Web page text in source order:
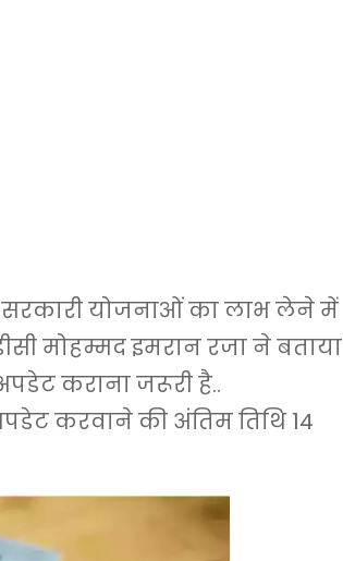
सरकारी योजनाओं का लाभ लेने में
मोहम्मद इमरान रजा ने बताया
कराना जरूरी है..
करवाने की अंतिम तिथि 14